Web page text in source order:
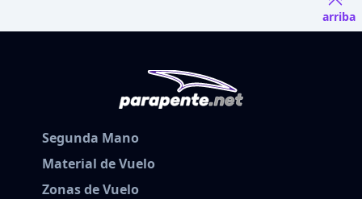
arriba
Segunda Mano
Material de Vuelo
Zonas de Vuelo